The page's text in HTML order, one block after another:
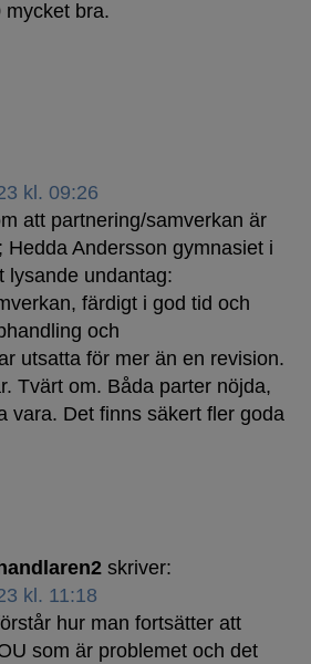
mycket bra.
kl. 09:26
att partnering/samverkan är
Hedda Andersson gymnasiet i
lysande undantag:
färdigt i god tid och
och
utsatta för mer än en revision.
Tvärt om. Båda parter nöjda,
vara. Det finns säkert fler goda
skriver:
kl. 11:18
hur man fortsätter att
som är problemet och det